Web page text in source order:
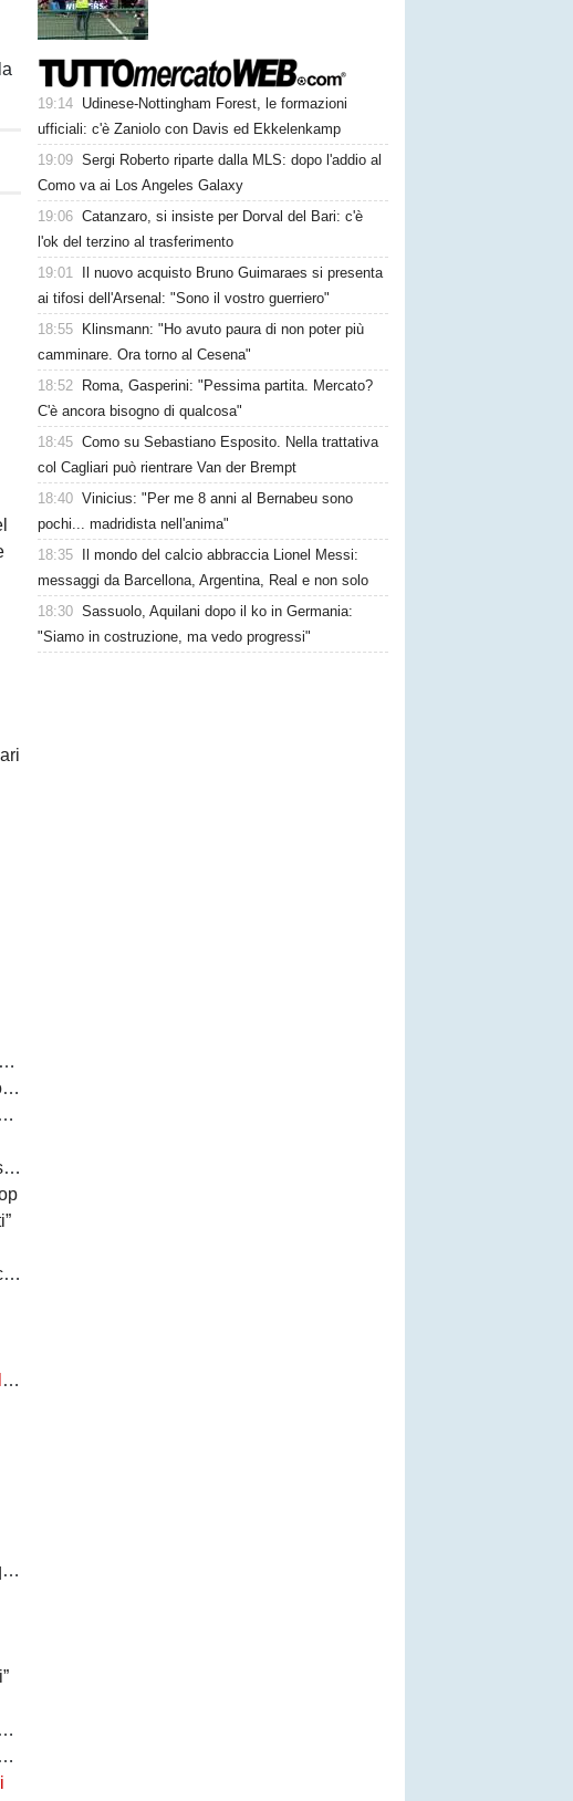
19:14 Udinese-Nottingham Forest, le formazioni
ufficiali: c'è Zaniolo con Davis ed Ekkelenkamp
19:09 Sergi Roberto riparte dalla MLS: dopo l'addio al
Como va ai Los Angeles Galaxy
19:06 Catanzaro, si insiste per Dorval del Bari: c'è
l'ok del terzino al trasferimento
19:01
Il nuovo acquisto Bruno Guimaraes si presenta
ai tifosi dell'Arsenal: "Sono il vostro guerriero"
18:55
Klinsmann: "Ho avuto paura di non poter più
camminare. Ora torno al Cesena"
18:52
Roma, Gasperini: "Pessima partita. Mercato?
C'è ancora bisogno di qualcosa"
18:45 Como su Sebastiano Esposito. Nella trattativa
col Cagliari può rientrare Van der Brempt
18:40 Vinicius: "Per me 8 anni al Bernabeu sono
pochi... madridista nell'anima"
18:35
Il mondo del calcio abbraccia Lionel Messi:
messaggi da Barcellona, Argentina, Real e non solo
18:30 Sassuolo, Aquilani dopo il ko in Germania:
"Siamo in costruzione, ma vedo progressi"